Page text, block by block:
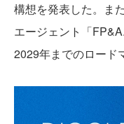
構想を発表した。ま
エージェント「
2029年までのロード